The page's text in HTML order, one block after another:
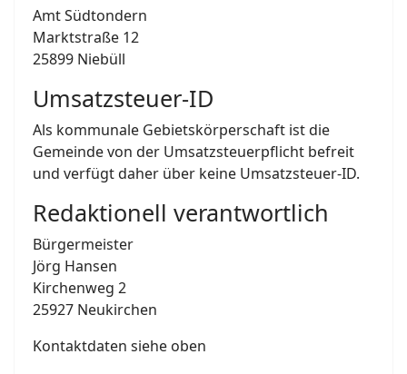
Amt Südtondern
Marktstraße 12
25899 Niebüll
Umsatzsteuer-ID
Als kommunale Gebietskörperschaft ist die
Gemeinde von der Umsatzsteuerpflicht befreit
und verfügt daher über keine Umsatzsteuer-ID.
Redaktionell verantwortlich
Bürgermeister
Jörg Hansen
Kirchenweg 2
25927 Neukirchen
Kontaktdaten siehe oben